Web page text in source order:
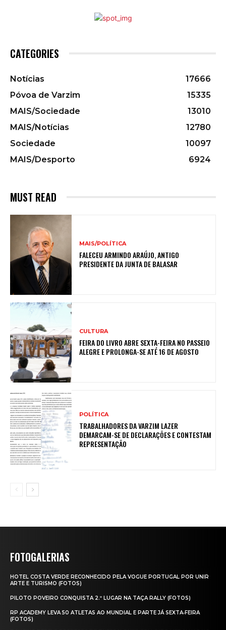
CATEGORIES
Notícias
17666
Póvoa de Varzim
15335
MAIS/Sociedade
13010
MAIS/Notícias
12780
Sociedade
10097
MAIS/Desporto
6924
MUST READ
MAIS/POLÍTICA
FALECEU ARMINDO ARAÚJO, ANTIGO
PRESIDENTE DA JUNTA DE BALASAR
CULTURA
FEIRA DO LIVRO ABRE SEXTA-FEIRA NO PASSEIO
ALEGRE E PROLONGA-SE ATÉ 16 DE AGOSTO
POLÍTICA
TRABALHADORES DA VARZIM LAZER
DEMARCAM-SE DE DECLARAÇÕES E CONTESTAM
REPRESENTAÇÃO
FOTOGALERIAS
HOTEL COSTA VERDE RECONHECIDO PELA VOGUE PORTUGAL POR UNIR
ARTE E TURISMO (FOTOS)
PILOTO POVEIRO CONQUISTA 2.º LUGAR NA TAÇA RALLY (FOTOS)
RP ACADEMY LEVA 50 ATLETAS AO MUNDIAL E PARTE JÁ SEXTA‑FEIRA
(FOTOS)